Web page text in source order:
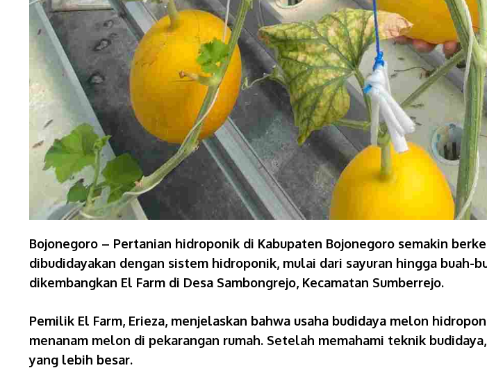
Bojonegoro – Pertanian hidroponik di Kabupaten Bojonegoro semakin
dibudidayakan dengan sistem hidroponik, mulai dari sayuran hingga buah-
dikembangkan El Farm di Desa Sambongrejo, Kecamatan Sumberrejo.
Pemilik El Farm, Erieza, menjelaskan bahwa usaha budidaya melon
menanam melon di pekarangan rumah. Setelah memahami teknik
yang lebih besar.